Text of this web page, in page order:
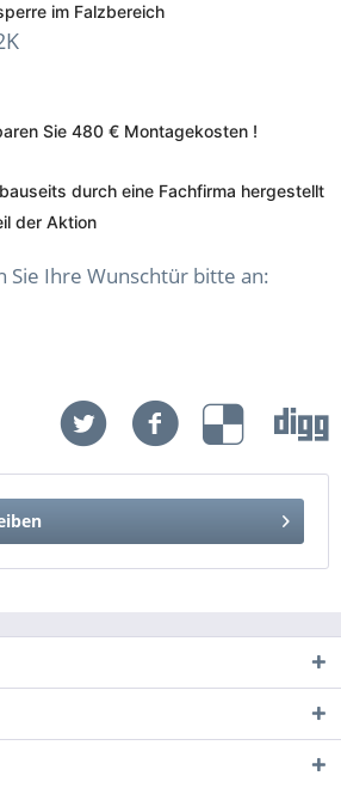
im Falzbereich
Sie 480 € Montagekosten !
durch eine Fachfirma hergestellt
der Aktion
Sie Ihre Wunschtür bitte an: